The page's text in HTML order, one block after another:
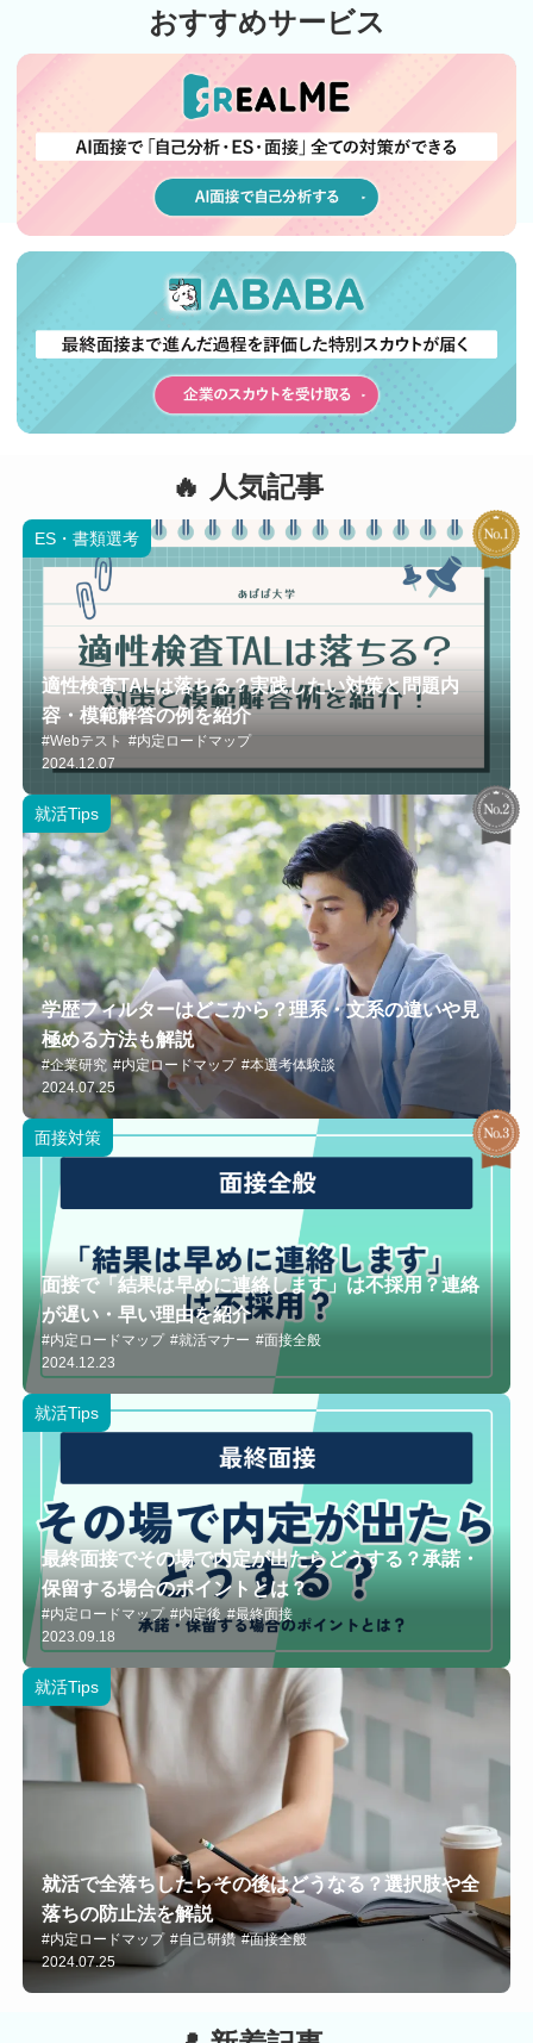
おすすめサービス
人気記事
ES・書類選考
適性検査TALは落ちる？実践したい対策と問題内
容・模範解答の例を紹介
#Webテスト #内定ロードマップ
2024.12.07
就活Tips
学歴フィルターはどこから？理系・文系の違いや見
極める方法も解説
#企業研究 #内定ロードマップ #本選考体験談
2024.07.25
面接対策
面接で「結果は早めに連絡します」は不採用？連絡
が遅い・早い理由を紹介
#内定ロードマップ #就活マナー #面接全般
2024.12.23
就活Tips
最終面接でその場で内定が出たらどうする？承諾・
保留する場合のポイントとは？
#内定ロードマップ #内定後 #最終面接
2023.09.18
就活Tips
就活で全落ちしたらその後はどうなる？選択肢や全
落ちの防止法を解説
#内定ロードマップ #自己研鑽 #面接全般
2024.07.25